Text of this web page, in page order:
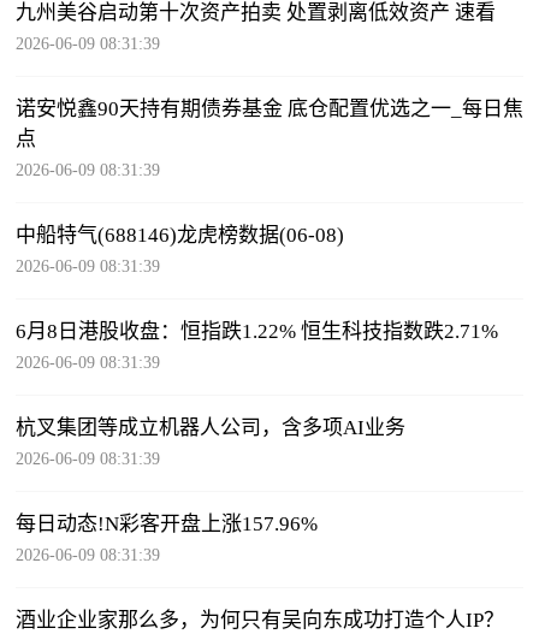
九州美谷启动第十次资产拍卖 处置剥离低效资产 速看
2026-06-09 08:31:39
诺安悦鑫90天持有期债券基金 底仓配置优选之一_每日焦
点
2026-06-09 08:31:39
中船特气(688146)龙虎榜数据(06-08)
2026-06-09 08:31:39
6月8日港股收盘：恒指跌1.22% 恒生科技指数跌2.71%
2026-06-09 08:31:39
杭叉集团等成立机器人公司，含多项AI业务
2026-06-09 08:31:39
每日动态!N彩客开盘上涨157.96%
2026-06-09 08:31:39
酒业企业家那么多，为何只有吴向东成功打造个人IP？